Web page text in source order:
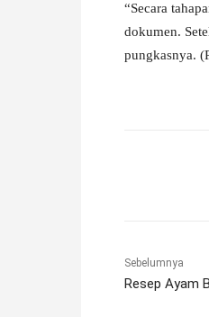
“Secara
dokumen.
pungkasnya.
Sebelumnya
Resep Ayam